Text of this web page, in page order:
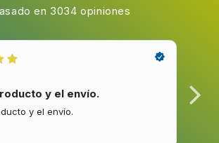
en 3034 opiniones
y el envío.
y el envío.